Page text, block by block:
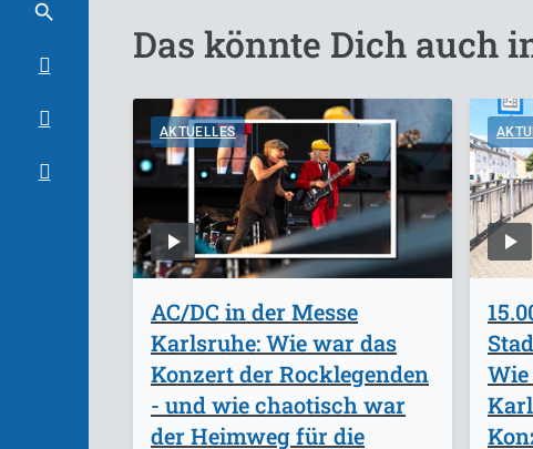
Das könnte Dich auch
AKTUELLES
AC/DC in der Messe
Karlsruhe: Wie war das
Konzert der Rocklegenden
- und wie chaotisch war
der Heimweg für die